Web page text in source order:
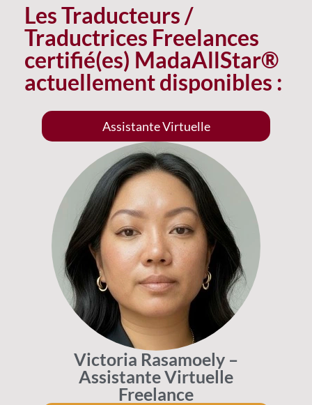
Les Traducteurs /
Traductrices Freelances
certifié(es) MadaAllStar®
actuellement disponibles :
Assistante Virtuelle
Victoria Rasamoely –
Assistante Virtuelle
Freelance